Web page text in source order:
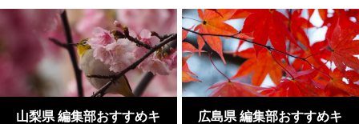
山梨県 編集部おすすめキ
広島県 編集部おすすめキ